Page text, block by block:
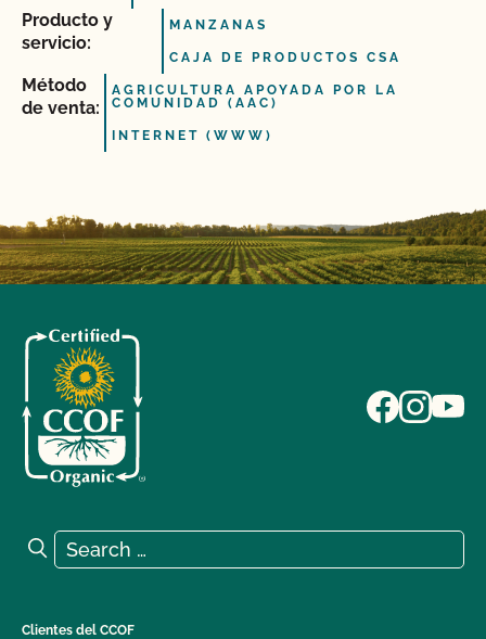
Producto y
servicio:
MANZANAS
CAJA DE PRODUCTOS CSA
Método
de venta:
AGRICULTURA APOYADA POR LA
COMUNIDAD (AAC)
INTERNET (WWW)
Search for:
Search
Clientes del CCOF